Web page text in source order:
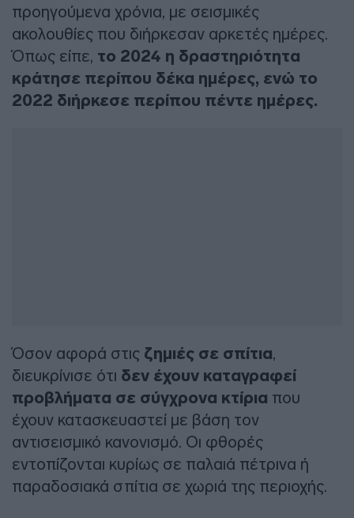
προηγούμενα χρόνια, με σεισμικές
ακολουθίες που διήρκεσαν αρκετές ημέρες.
Όπως είπε, το 2024 η δραστηριότητα
κράτησε περίπου δέκα ημέρες, ενώ το
2022 διήρκεσε περίπου πέντε ημέρες.
Όσον αφορά στις ζημιές σε σπίτια,
διευκρίνισε ότι δεν έχουν καταγραφεί
προβλήματα σε σύγχρονα κτίρια που
έχουν κατασκευαστεί με βάση τον
αντισεισμικό κανονισμό. Οι φθορές
εντοπίζονται κυρίως σε παλαιά πέτρινα ή
παραδοσιακά σπίτια σε χωριά της περιοχής.